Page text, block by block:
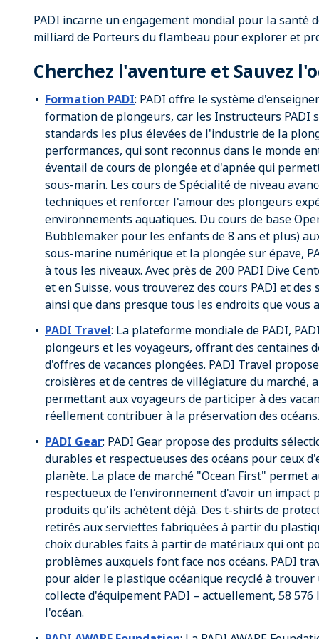
PADI incarne un engagement mondial pour la santé
milliard de Porteurs du flambeau pour explorer et
Cherchez l'aventure et Sauvez
Formation PADI: PADI offre le système
formation de plongeurs, car les Instructeurs PADI
standards les plus élevées de l'industrie de la
performances, qui sont reconnus dans le monde
éventail de cours de plongée et d'apnée qui
sous-marin. Les cours de Spécialité de niveau
techniques et renforcer l'amour des plongeurs
environnements aquatiques. Du cours de base
Bubblemaker pour les enfants de 8 ans et plus)
sous-marine numérique et la plongée sur épave,
à tous les niveaux. Avec près de 200 PADI Dive
et en Suisse, vous trouverez des cours PADI et
ainsi que dans presque tous les endroits que vous
PADI Travel: La plateforme mondiale de PADI,
plongeurs et les voyageurs, offrant des centaines
d'offres de vacances plongées. PADI Travel
croisières et de centres de villégiature du marché,
permettant aux voyageurs de participer à des
réellement contribuer à la préservation des océans.
PADI Gear: PADI Gear propose des produits
durables et respectueuses des océans pour ceux
planète. La place de marché "Ocean First" permet
respectueux de l'environnement d'avoir un impact
produits qu'ils achètent déjà. Des t-shirts de
retirés aux serviettes fabriquées à partir du
choix durables faits à partir de matériaux qui ont
problèmes auxquels font face nos océans. PADI
pour aider le plastique océanique recyclé à
collecte d'équipement PADI – actuellement, 58
l'océan.